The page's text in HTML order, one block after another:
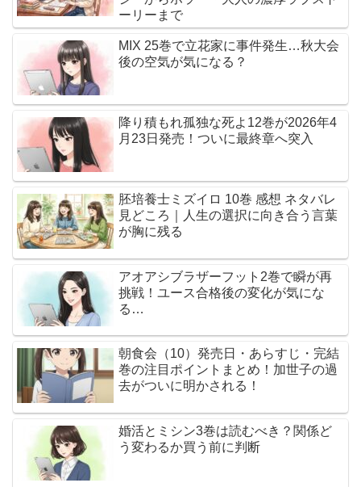
ーリーまで
MIX 25巻で立花家に事件発生…秋大会
後の空気が気になる？
降り積もれ孤独な死よ12巻が2026年4
月23日発売！ついに最終章へ突入
胚培養士ミズイロ 10巻 感想 ネタバレ
見どころ｜人生の選択に向き合う言葉
が胸に残る
アオアシブラザーフット2巻で瞬が再
挑戦！ユース合格後の変化が気にな
る…
朝食会（10）発売日・あらすじ・完結
巻の注目ポイントまとめ！加世子の過
去がついに明かされる！
婚活とミシン3巻は読むべき？関係ど
う変わるか買う前に判断